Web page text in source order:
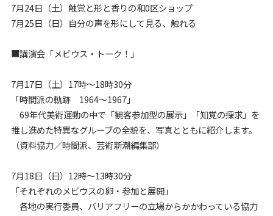
7月24日（土）触覚と形と香りの和0区ショップ
7月25日（日）自分の声を形にして見る、触れる
■講演会「メビウス・トーク！」
7月17日（土）17時～18時30分
「時間派の軌跡 1964～1967」
69年代美術運動の中で「観客参加型の展示」「知覚の探求」を
推し進めた特異なグルーブの全貌を、写真とともに紹介します。
（資料協力／時間派、芸術新潮編集部）
7月18日（日）12時～13時30分
「それぞれのメビウスの卵・参加と展開」
各地の実行委員、バリアフリーの立場からかかわっている協力